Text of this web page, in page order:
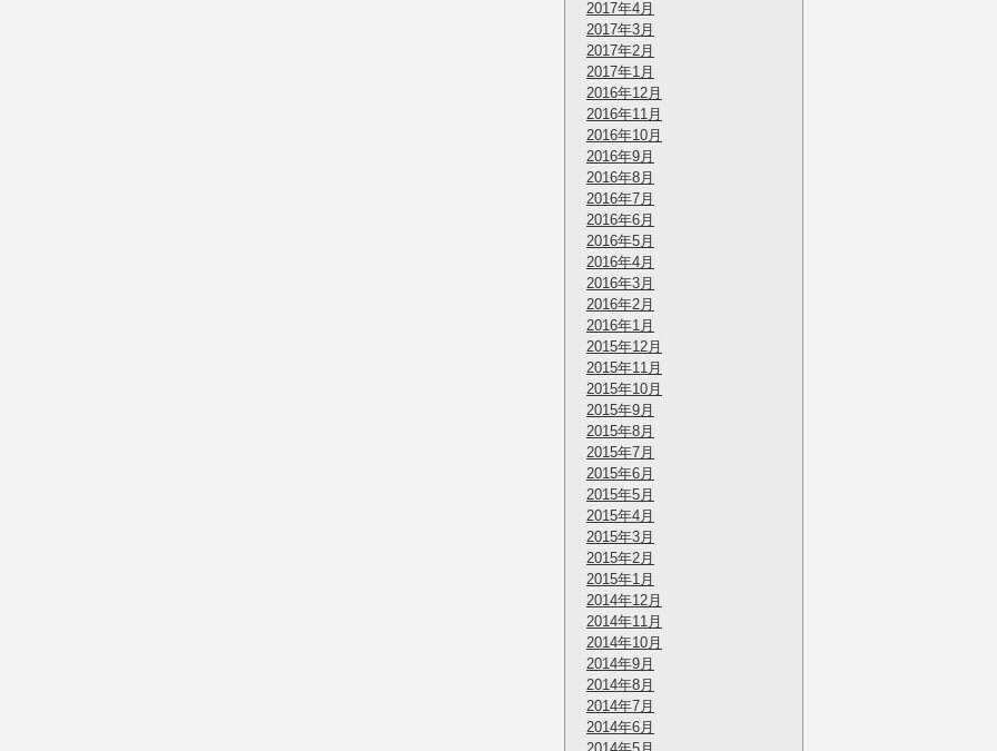
2017年4月
2017年3月
2017年2月
2017年1月
2016年12月
2016年11月
2016年10月
2016年9月
2016年8月
2016年7月
2016年6月
2016年5月
2016年4月
2016年3月
2016年2月
2016年1月
2015年12月
2015年11月
2015年10月
2015年9月
2015年8月
2015年7月
2015年6月
2015年5月
2015年4月
2015年3月
2015年2月
2015年1月
2014年12月
2014年11月
2014年10月
2014年9月
2014年8月
2014年7月
2014年6月